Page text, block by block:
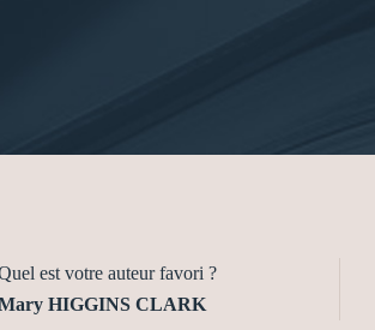
est votre auteur favori ?
HIGGINS CLARK